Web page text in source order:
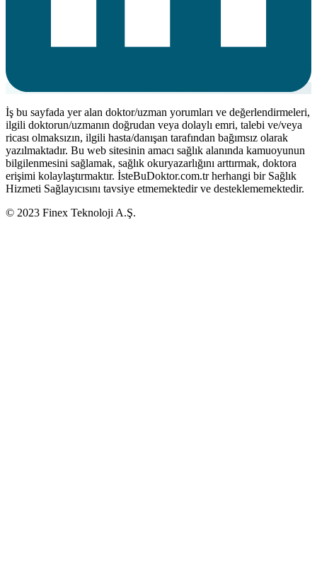
İş bu sayfada yer alan doktor/uzman yorumları ve değerlendirmeleri,
ilgili doktorun/uzmanın doğrudan veya dolaylı emri, talebi ve/veya
ricası olmaksızın, ilgili hasta/danışan tarafından bağımsız olarak
yazılmaktadır. Bu web sitesinin amacı sağlık alanında kamuoyunun
bilgilenmesini sağlamak, sağlık okuryazarlığını arttırmak, doktora
erişimi kolaylaştırmaktır. İsteBuDoktor.com.tr herhangi bir Sağlık
Hizmeti Sağlayıcısını tavsiye etmemektedir ve desteklememektedir.
© 2023 Finex Teknoloji A.Ş.